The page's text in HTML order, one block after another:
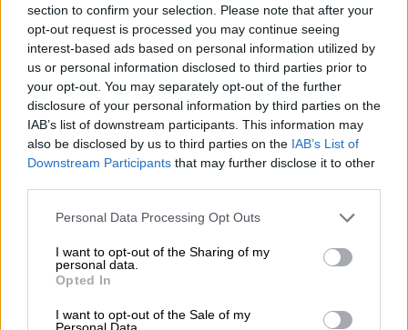
section to confirm your selection. Please note that after your
opt-out request is processed you may continue seeing
interest-based ads based on personal information utilized by
us or personal information disclosed to third parties prior to
your opt-out. You may separately opt-out of the further
disclosure of your personal information by third parties on the
IAB’s list of downstream participants. This information may
also be disclosed by us to third parties on the IAB’s List of
Downstream Participants that may further disclose it to other
Please note that this website/app uses one or more Google
not limited to your visit or usage behaviour. You may click to
grant or deny consent to Google and its third-party tags to
use your data for below specified purposes in below Google
consent section.
Personal Data Processing Opt Outs
I want to opt-out of the Sharing of my
personal data.
Opted In
I want to opt-out of the Sale of my
Personal Data.
Πολιτισμός|14.03.2026 16:40
Πέθανε ο σπουδαίος Γερμανός
φιλόσοφος Γιούργκεν Χάμπερμας σε
ηλικία 96 ετών
Συνάδελφοί του τον αποχαιρέτησαν με
συγκίνηση, τονίζοντας πως, σε αντίθεση με
τους αυστηρούς χαρακτήρες που υποδυόταν,
στην πραγματικότητα ήταν ιδιαίτερα ζεστός
και προσιτός άνθρωπος. Όπως ανέφεραν,
αρνιόταν ποτέ φωτογραφίες με θαυμαστές
και συχνά αναπαριστούσε με χιούμορ τον